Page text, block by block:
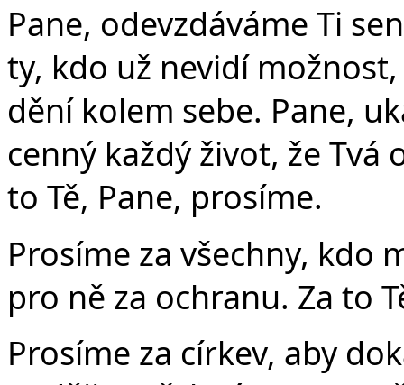
Pane, odevzdáváme Ti
ty, kdo už nevidí
dění kolem sebe. Pane,
cenný každý život, že
to Tě, Pane, prosíme.
Prosíme za všechny, kdo
pro ně za ochranu. Za to
Prosíme za církev, aby